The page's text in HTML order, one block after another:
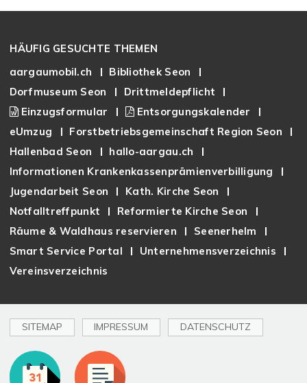
HÄUFIG GESUCHTE THEMEN
aargaumobil.ch
Bibliothek Seon
Dorfmuseum Seon
Drittmeldepflicht
Einzugsformular
Entsorgungskalender
eUmzug
Forstbetriebsgemeinschaft Region Seon
Hallenbad Seon
hallo-aargau.ch
Informationen Krankenkassenprämienverbilligung
Jugendarbeit Seon
Kath. Kirche Seon
Notfalltreffpunkt
Reformierte Kirche Seon
Räume & Waldhaus reservieren
Seenerhelm
Smart Service Portal
Unternehmensverzeichnis
Vereinsverzeichnis
SITEMAP IMPRESSUM DATENSCHUTZ
Toplinks